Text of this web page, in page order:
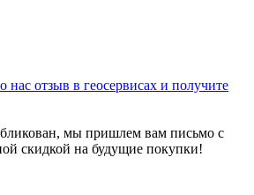
нас отзыв в геосервисах и получите
мы пришлем вам письмо с
скидкой на будущие покупки!